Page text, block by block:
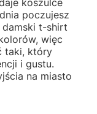
koszulce
poczujesz
damski t-shirt
więc
taki, który
i gustu.
na miasto